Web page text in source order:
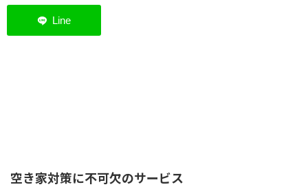
空き家対策に不可欠のサービス